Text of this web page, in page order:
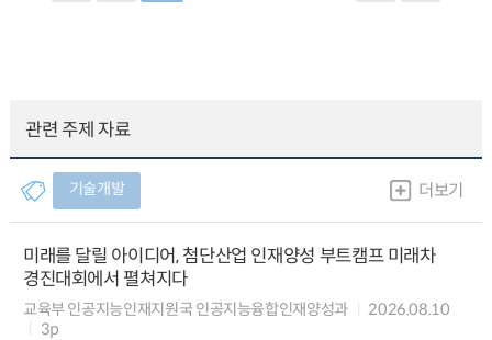
관련 주제 자료
기술개발 더보기
미래를 달릴 아이디어, 첨단산업 인재양성 부트캠프 미래차
경진대회에서 펼쳐지다
교육부 인공지능인재지원국 인공지능융합인재양성과
2026.08.10
3p